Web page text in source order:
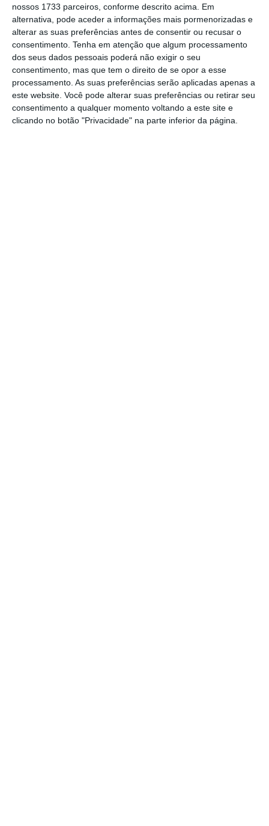
nossos 1733 parceiros, conforme descrito acima. Em
alternativa, pode aceder a informações mais pormenorizadas e
alterar as suas preferências antes de consentir ou recusar o
consentimento. Tenha em atenção que algum processamento
dos seus dados pessoais poderá não exigir o seu
consentimento, mas que tem o direito de se opor a esse
processamento. As suas preferências serão aplicadas apenas a
este website. Você pode alterar suas preferências ou retirar seu
consentimento a qualquer momento voltando a este site e
clicando no botão "Privacidade" na parte inferior da página.